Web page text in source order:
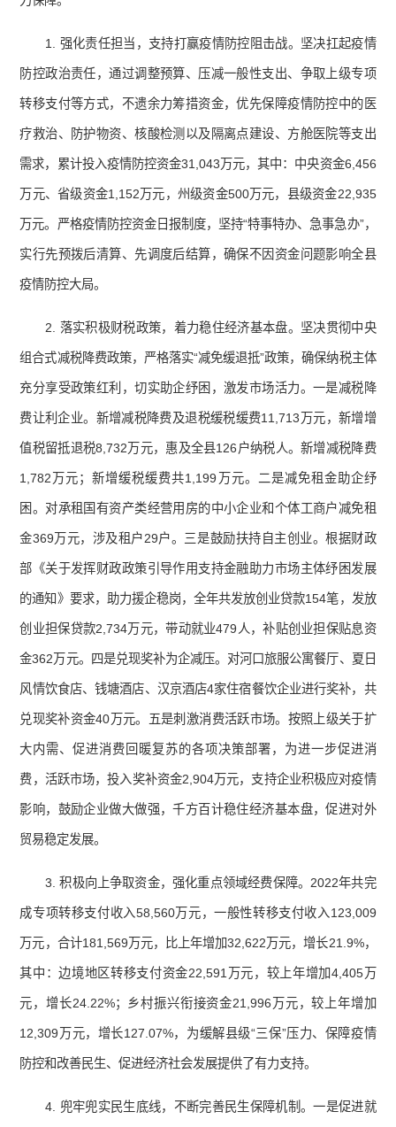
1. 强化责任担当，支持打赢疫情防控阻击战。坚决扛起疫情
防控政治责任，通过调整预算、压减一般性支出、争取上级专项
转移支付等方式，不遗余力筹措资金，优先保障疫情防控中的医
疗救治、防护物资、核酸检测以及隔离点建设、方舱医院等支出
需求，累计投入疫情防控资金31,043万元，其中：中央资金6,456
万元、省级资金1,152万元，州级资金500万元，县级资金22,935
万元。严格疫情防控资金日报制度，坚持“特事特办、急事急办”，
实行先预拨后清算、先调度后结算，确保不因资金问题影响全县
疫情防控大局。
2. 落实积极财税政策，着力稳住经济基本盘。坚决贯彻中央
组合式减税降费政策，严格落实“减免缓退抵”政策，确保纳税主体
充分享受政策红利，切实助企纾困，激发市场活力。一是减税降
费让利企业。新增减税降费及退税缓税缓费11,713万元，新增增
值税留抵退税8,732万元，惠及全县126户纳税人。新增减税降费
1,782万元；新增缓税缓费共1,199万元。二是减免租金助企纾
困。对承租国有资产类经营用房的中小企业和个体工商户减免租
金369万元，涉及租户29户。三是鼓励扶持自主创业。根据财政
部《关于发挥财政政策引导作用支持金融助力市场主体纾困发展
的通知》要求，助力援企稳岗，全年共发放创业贷款154笔，发放
创业担保贷款2,734万元，带动就业479人，补贴创业担保贴息资
金362万元。四是兑现奖补为企减压。对河口旅服公寓餐厅、夏日
风情饮食店、钱塘酒店、汉京酒店4家住宿餐饮企业进行奖补，共
兑现奖补资金40万元。五是刺激消费活跃市场。按照上级关于扩
大内需、促进消费回暖复苏的各项决策部署，为进一步促进消
费，活跃市场，投入奖补资金2,904万元，支持企业积极应对疫情
影响，鼓励企业做大做强，千方百计稳住经济基本盘，促进对外
贸易稳定发展。
3. 积极向上争取资金，强化重点领域经费保障。2022年共完
成专项转移支付收入58,560万元，一般性转移支付收入123,009
万元，合计181,569万元，比上年增加32,622万元，增长21.9%，
其中：边境地区转移支付资金22,591万元，较上年增加4,405万
元，增长24.22%；乡村振兴衔接资金21,996万元，较上年增加
12,309万元，增长127.07%，为缓解县级“三保”压力、保障疫情
防控和改善民生、促进经济社会发展提供了有力支持。
4. 兜牢兜实民生底线，不断完善民生保障机制。一是促进就